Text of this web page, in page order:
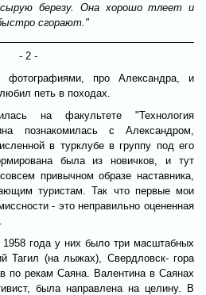
березу. Она хорошо тлеет и
сгорают."
- 2 -
про Александра, и
петь в походах.
на факультете "Технология
познакомилась с Александром,
в турклубе в группу под его
была из новичков, и тут
привычном образе наставника,
туристам. Так что первые мои
- это неправильно оцененная
года у них было три масштабных
Тагил (на лыжах), Свердловск- гора
по рекам Саяна. Валентина в Саянах
была направлена на целину. В